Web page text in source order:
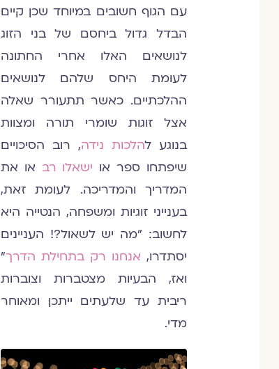
עם הגוף חשובים במיוחד שכן קיים
הבדל גדול ביחסם של בני הזוג
לנושאים האלו אחרי החתונה
לעומת היחס שלהם לנושאים
ההלכתיים. כאשר תתעורר שאלה
אצל זוגות שומרי תורה ומצוות
בנוגע להלכות נידה, רוב הסיכויים
שיפתחו ספר או ישאלו רב או את
המדריך והמדריכה. לעומת זאת,
בענייני זוגיות ומשפחה, הנטייה היא
לחשוב: "מה יש לשאול?! העניינים
יסתדרו, אנחנו רק בתחילת הדרך"
ואז, הבעיות מצטברות וצוברות
ריבית עד שלעתים ייתכן ומאוחר
מדי.